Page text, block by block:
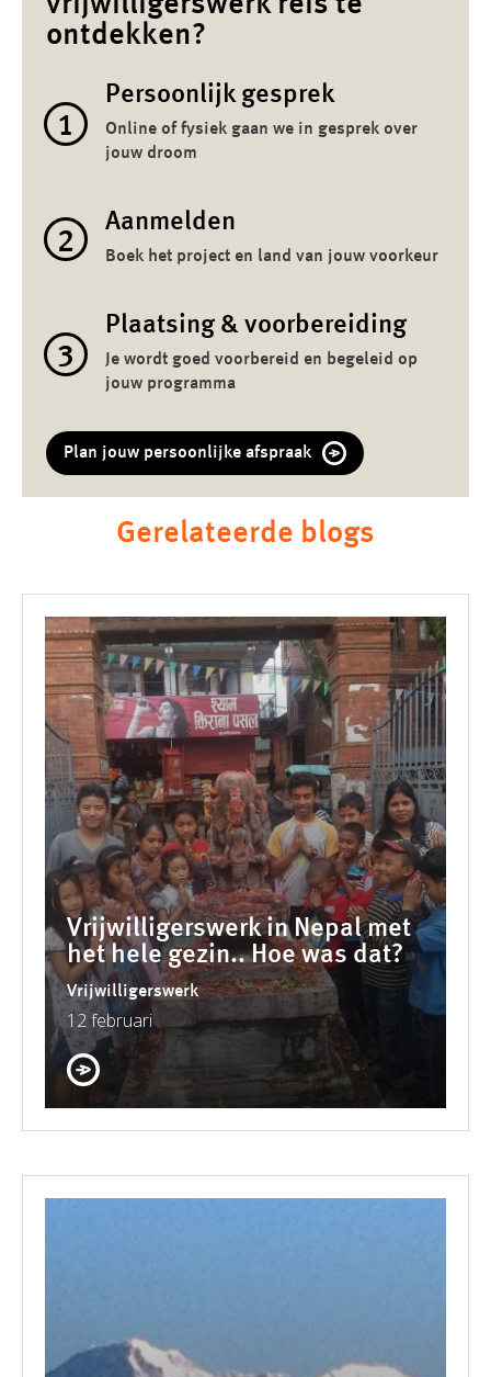
ontdekken?
1
Persoonlijk gesprek
Online of fysiek gaan we in gesprek over
jouw droom
2
Aanmelden
Boek het project en land van jouw voorkeur
3
Plaatsing & voorbereiding
Je wordt goed voorbereid en begeleid op
jouw programma
Plan jouw persoonlijke afspraak
Gerelateerde blogs
Vrijwilligerswerk in Nepal met
het hele gezin.. Hoe was dat?
Vrijwilligerswerk
12 februari